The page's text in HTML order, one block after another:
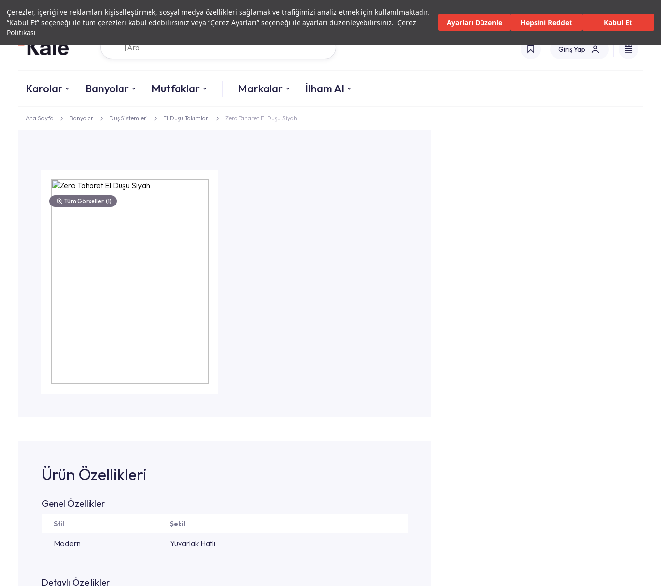
Çerezler, içeriği ve reklamları kişiselleştirmek, sosyal medya özellikleri sağlamak ve trafiğimizi analiz etmek için kullanılmaktadır.
“Kabul Et” seçeneği ile tüm çerezleri kabul edebilirsiniz veya “Çerez Ayarları” seçeneği ile ayarları düzenleyebilirsiniz. Çerez
Politikası
Ayarları Düzenle Hepsini Reddet Kabul Et
Yatırımcı İlişkileriYetkili Servisler ve HizmetlerMağazalarKataloglar Türkiye(TR)
Ara Giriş Yap
Karolar Banyolar Mutfaklar Markalar İlham Al
Ana Sayfa Banyolar Duş Sistemleri El Duşu Takımları Zero Taharet El Duşu Siyah
Tüm Görseller (1)
Ürün Özellikleri
Genel Özellikler
Stil Şekil
Modern Yuvarlak Hatlı
Detaylı Özellikler